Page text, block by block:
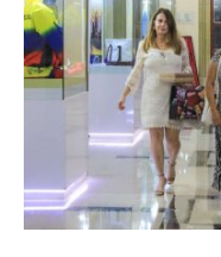
Aruba